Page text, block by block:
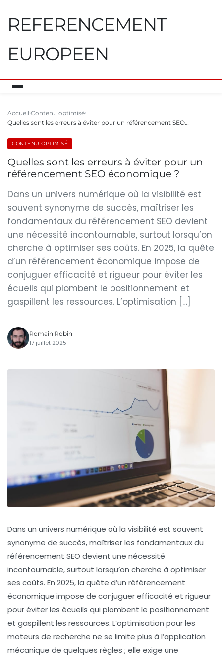
REFERENCEMENT
EUROPEEN
Accueil Contenu optimisé
Quelles sont les erreurs à éviter pour un référencement SEO…
CONTENU OPTIMISÉ
Quelles sont les erreurs à éviter pour un
référencement SEO économique ?
Dans un univers numérique où la visibilité est
souvent synonyme de succès, maîtriser les
fondamentaux du référencement SEO devient
une nécessité incontournable, surtout lorsqu’on
cherche à optimiser ses coûts. En 2025, la quête
d’un référencement économique impose de
conjuguer efficacité et rigueur pour éviter les
écueils qui plombent le positionnement et
gaspillent les ressources. L’optimisation […]
Romain Robin
17 juillet 2025
Dans un univers numérique où la visibilité est souvent
synonyme de succès, maîtriser les fondamentaux du
référencement SEO devient une nécessité
incontournable, surtout lorsqu’on cherche à optimiser
ses coûts. En 2025, la quête d’un référencement
économique impose de conjuguer efficacité et rigueur
pour éviter les écueils qui plombent le positionnement
et gaspillent les ressources. L’optimisation pour les
moteurs de recherche ne se limite plus à l’application
mécanique de quelques règles ; elle exige une